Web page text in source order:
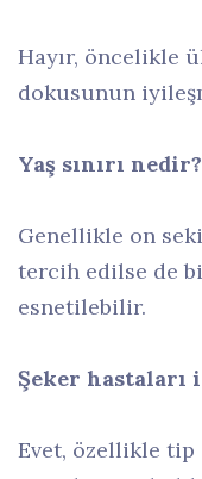
Hayır, öncelikle
dokusunun
Yaş sınırı nedir?
Genellikle on
tercih edilse de
esnetilebilir.
Şeker hastaları
Evet, özellikle tip